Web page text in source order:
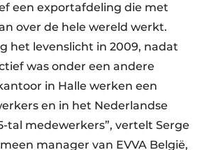
een exportafdeling die met
over de hele wereld werkt.
het levenslicht in 2009, nadat
was onder een andere
in Halle werken een
en in het Nederlandse
tal medewerkers”, vertelt Serge
manager van EVVA België,